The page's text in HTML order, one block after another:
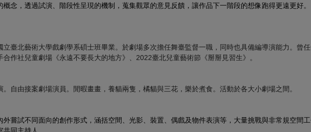
念，透過試演、階段性呈現的機制，蒐集觀眾的意見反饋，讓作品下一階段的想像跑得更遠更好。
臺北藝術大學戲劇學系碩士班畢業。於劇場多次擔任舞臺監督一職，同時也具備編導演能力。曾
作社兒童劇場《永遠不要長大的地方》、2022臺北兒童藝術節《掰掰見習生》。
。自由接案劇場演員。閒暇畫畫，養貓兩隻，橘貓與三花，樂於煮食。活動於各大小劇場之間。
嘗試不同面向的創作形式，涵括空間、光影、裝置、偶戲及物件表演等，大量挑戰與非常規空間
同主持人。